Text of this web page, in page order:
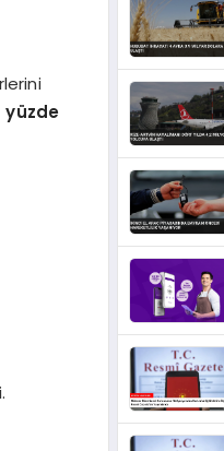
yüzde